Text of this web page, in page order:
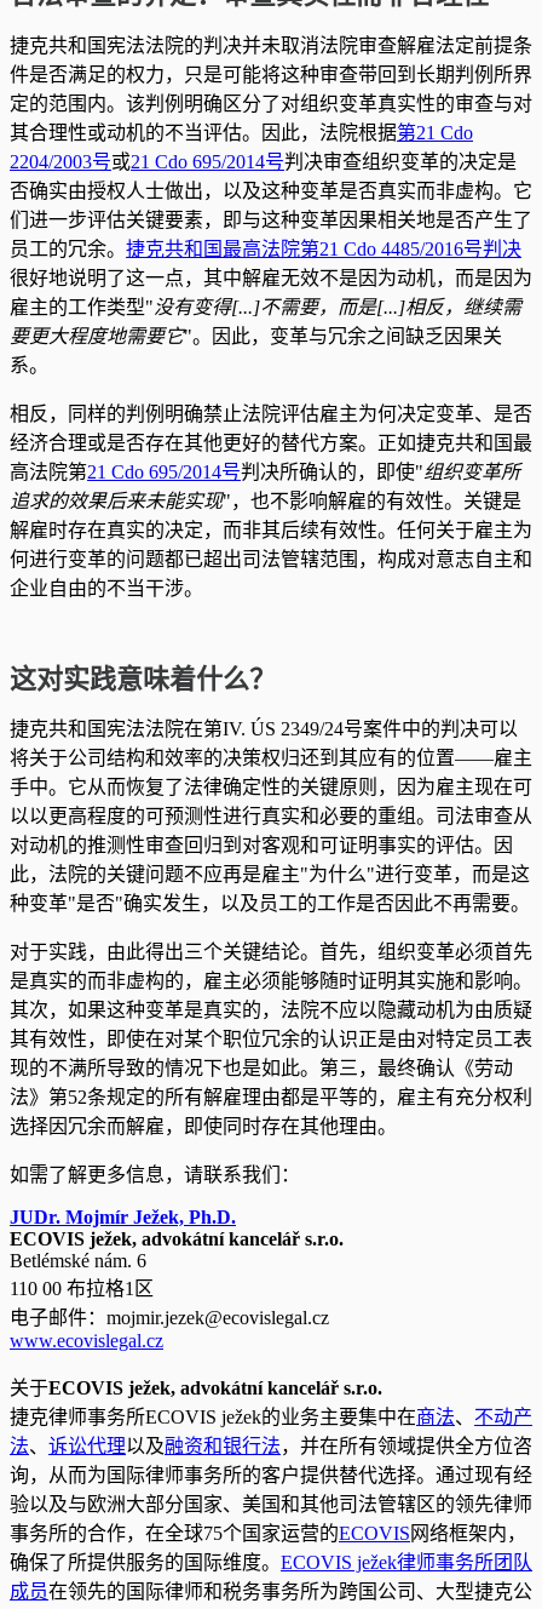
捷克共和国宪法法院的判决并未取消法院审查解雇法定前提条
件是否满足的权力，只是可能将这种审查带回到长期判例所界
定的范围内。该判例明确区分了对组织变革真实性的审查与对
其合理性或动机的不当评估。因此，法院根据第21 Cdo
2204/2003号或21 Cdo 695/2014号判决审查组织变革的决定是
否确实由授权人士做出，以及这种变革是否真实而非虚构。它
们进一步评估关键要素，即与这种变革因果相关地是否产生了
员工的冗余。 捷克共和国最高法院第21 Cdo 4485/2016号判决
很好地说明了这一点，其中解雇无效不是因为动机，而是因为
雇主的工作类型"没有变得[...]不需要，而是[...]相反，继续需
要更大程度地需要它"。因此，变革与冗余之间缺乏因果关
系。
相反，同样的判例明确禁止法院评估雇主为何决定变革、是否
经济合理或是否存在其他更好的替代方案。正如捷克共和国最
高法院第21 Cdo 695/2014号判决所确认的，即使"组织变革所
追求的效果后来未能实现"，也不影响解雇的有效性。关键是
解雇时存在真实的决定，而非其后续有效性。任何关于雇主为
何进行变革的问题都已超出司法管辖范围，构成对意志自主和
企业自由的不当干涉。
这对实践意味着什么？
捷克共和国宪法法院在第IV. ÚS 2349/24号案件中的判决可以
将关于公司结构和效率的决策权归还到其应有的位置——雇主
手中。它从而恢复了法律确定性的关键原则，因为雇主现在可
以以更高程度的可预测性进行真实和必要的重组。司法审查从
对动机的推测性审查回归到对客观和可证明事实的评估。因
此，法院的关键问题不应再是雇主"为什么"进行变革，而是这
种变革"是否"确实发生，以及员工的工作是否因此不再需要。
对于实践，由此得出三个关键结论。首先，组织变革必须首先
是真实的而非虚构的，雇主必须能够随时证明其实施和影响。
其次，如果这种变革是真实的，法院不应以隐藏动机为由质疑
其有效性，即使在对某个职位冗余的认识正是由对特定员工表
现的不满所导致的情况下也是如此。第三，最终确认《劳动
法》第52条规定的所有解雇理由都是平等的，雇主有充分权利
选择因冗余而解雇，即使同时存在其他理由。
如需了解更多信息，请联系我们：
JUDr. Mojmír Ježek, Ph.D.
ECOVIS ježek, advokátní kancelář s.r.o.
Betlémské nám. 6
110 00 布拉格1区
电子邮件： mojmir.jezek@ecovislegal.cz
www.ecovislegal.cz
关于ECOVIS ježek, advokátní kancelář s.r.o.
捷克律师事务所ECOVIS ježek的业务主要集中在商法、 不动产
法、 诉讼代理以及融资和银行法，并在所有领域提供全方位咨
询，从而为国际律师事务所的客户提供替代选择。通过现有经
验以及与欧洲大部分国家、美国和其他司法管辖区的领先律师
事务所的合作，在全球75个国家运营的ECOVIS 网络框架内，
确保了所提供服务的国际维度。 ECOVIS ježek律师事务所团队
成员在领先的国际律师和税务事务所为跨国公司、大型捷克公